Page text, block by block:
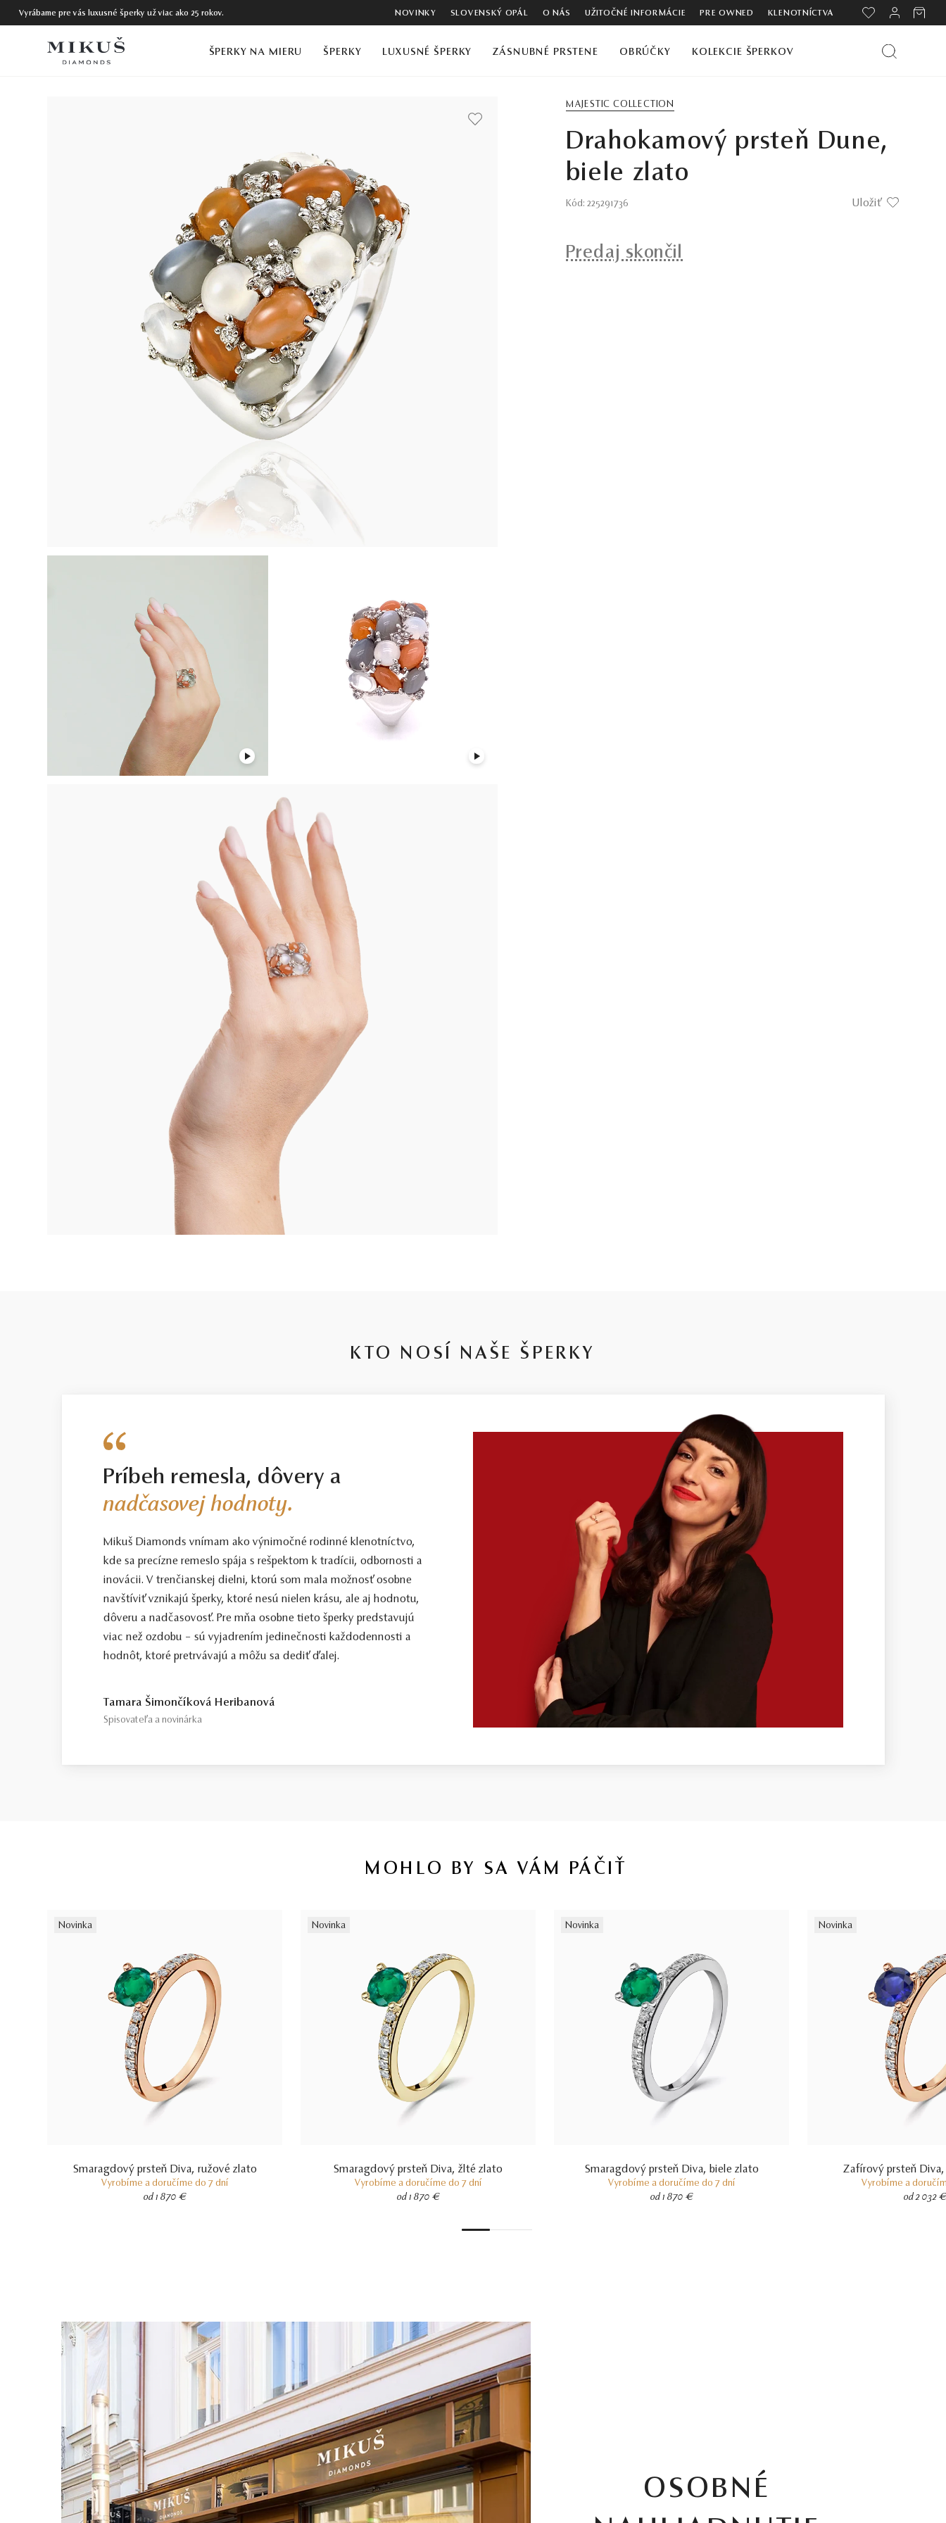
Vyrábame pre vás luxusné šperky už viac ako 25 rokov. NOVINKY SLOVENSKÝ OPÁL O NÁS UŽITOČNÉ INFORMÁCIE PRE OWNED KLENOTNÍCTVA
ŠPERKY NA MIERU ŠPERKY LUXUSNÉ ŠPERKY ZÁSNUBNÉ PRSTENE OBRÚČKY KOLEKCIE ŠPERKOV
MAJESTIC COLLECTION
Drahokamový prsteň Dune,
biele zlato
Kód: 225291736 Uložiť
Predaj skončil
KTO NOSÍ NAŠE ŠPERKY
Príbeh remesla, dôvery a
nadčasovej hodnoty.
Mikuš Diamonds vnímam ako výnimočné rodinné klenotníctvo,
kde sa precízne remeslo spája s rešpektom k tradícii, odbornosti a
inovácii. V trenčianskej dielni, ktorú som mala možnosť osobne
navštíviť vznikajú šperky, ktoré nesú nielen krásu, ale aj hodnotu,
dôveru a nadčasovosť. Pre mňa osobne tieto šperky predstavujú
viac než ozdobu – sú vyjadrením jedinečnosti každodennosti a
hodnôt, ktoré pretrvávajú a môžu sa dediť ďalej.
Tamara Šimončíková Heribanová
Spisovateľa a novinárka
MOHLO BY SA VÁM PÁČIŤ
Novinka
Smaragdový prsteň Diva, ružové zlato
Vyrobíme a doručíme do 7 dní
od 1 870 €
Novinka
Smaragdový prsteň Diva, žlté zlato
Vyrobíme a doručíme do 7 dní
od 1 870 €
Novinka
Smaragdový prsteň Diva, biele zlato
Vyrobíme a doručíme do 7 dní
od 1 870 €
Novinka
Zafírový prsteň
Vyrobíme a
od 2 032 €
OSOBNÉ